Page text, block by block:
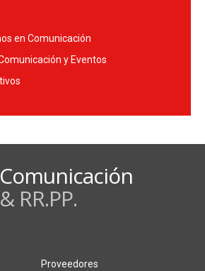
en Comunicación
y Eventos
Comunicación
& RR.PP.
Proveedores